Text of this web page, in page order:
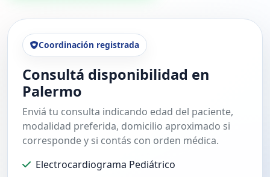
Coordinación registrada
Consultá disponibilidad en
Palermo
Enviá tu consulta indicando edad del paciente,
modalidad preferida, domicilio aproximado si
corresponde y si contás con orden médica.
Electrocardiograma Pediátrico